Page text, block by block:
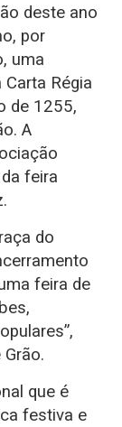
deste ano
por
uma
Régia
de 1255,
A
feira
do
feira de
que é
festiva e